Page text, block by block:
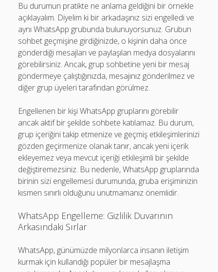
Bu durumun pratikte ne anlama geldiğini bir örnekle
açıklayalım. Diyelim ki bir arkadaşınız sizi engelledi ve
aynı WhatsApp grubunda bulunuyorsunuz. Grubun
sohbet geçmişine girdiğinizde, o kişinin daha önce
gönderdiği mesajları ve paylaşılan medya dosyalarını
görebilirsiniz. Ancak, grup sohbetine yeni bir mesaj
göndermeye çalıştığınızda, mesajınız gönderilmez ve
diğer grup üyeleri tarafından görülmez.
Engellenen bir kişi WhatsApp gruplarını görebilir
ancak aktif bir şekilde sohbete katılamaz. Bu durum,
grup içeriğini takip etmenize ve geçmiş etkileşimlerinizi
gözden geçirmenize olanak tanır, ancak yeni içerik
ekleyemez veya mevcut içeriği etkileşimli bir şekilde
değiştiremezsiniz. Bu nedenle, WhatsApp gruplarında
birinin sizi engellemesi durumunda, gruba erişiminizin
kısmen sınırlı olduğunu unutmamanız önemlidir.
WhatsApp Engelleme: Gizlilik Duvarının
Arkasındaki Sırlar
WhatsApp, günümüzde milyonlarca insanın iletişim
kurmak için kullandığı popüler bir mesajlaşma